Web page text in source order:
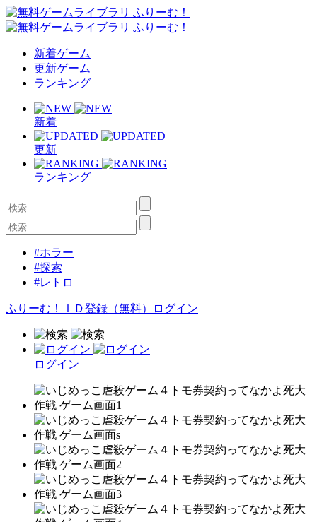
新着ゲーム
更新ゲーム
ランキング
新着
更新
ランキング
#ホラー
#探索
#レトロ
ふりーむ！ＩＤ登録（無料） ログイン
ログイン